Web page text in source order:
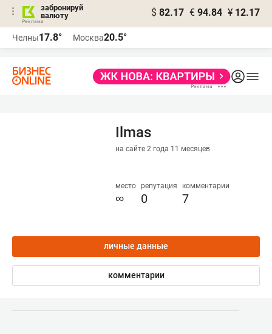
забронируй
валюту
$ 82.17 € 94.84 ¥ 12.17
Челны17.8° Москва20.5°
Ilmas
на сайте 2 года 11 месяцев
место
∞
репутация
0
комментарии
7
личные данные
комментарии